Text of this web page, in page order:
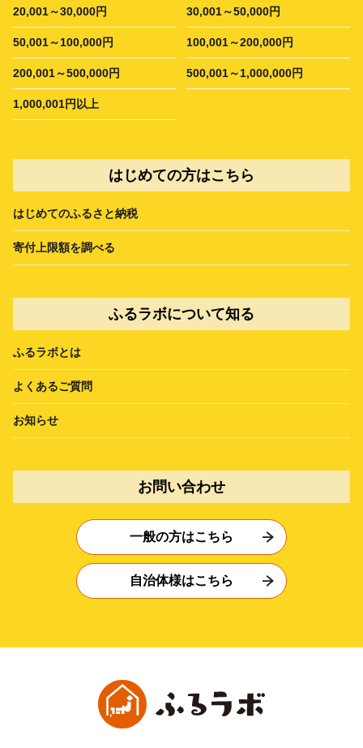
20,001～30,000円 30,001～50,000円
50,001～100,000円 100,001～200,000円
200,001～500,000円 500,001～1,000,000円
1,000,001円以上
はじめての方はこちら
はじめてのふるさと納税
寄付上限額を調べる
ふるラボについて知る
ふるラボとは
よくあるご質問
お知らせ
お問い合わせ
一般の方はこちら
自治体様はこちら